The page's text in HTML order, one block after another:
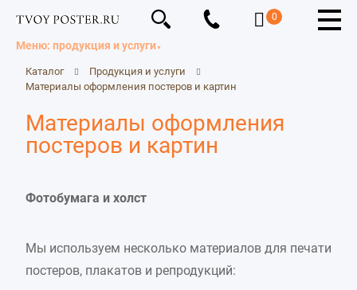
0
Меню: продукция и услуги
Каталог
Продукция и услуги
Материалы оформления постеров и картин
Материалы оформления
постеров и картин
Фотобумага и холст
Мы используем несколько материалов для печати
постеров, плакатов и репродукций: